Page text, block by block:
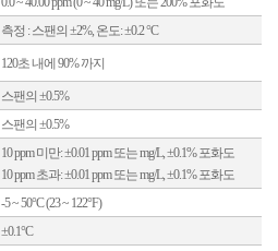
측정 : 스팬의 ±2%, 온도: ±0.2 °C
120초 내에 90% 까지
스팬의 ±0.5%
스팬의 ±0.5%
10 ppm 미만: ±0.01 ppm 또는 mg/L, ±0.1% 포화도
10 ppm 초과: ±0.01 ppm 또는 mg/L, ±0.1% 포화도
-5 ~ 50°C (23 ~ 122°F)
±0.1°C